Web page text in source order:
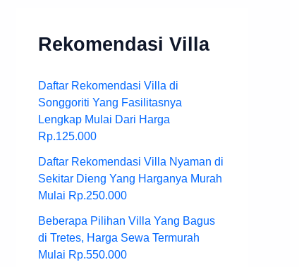
Rekomendasi Villa
Daftar Rekomendasi Villa di
Songgoriti Yang Fasilitasnya
Lengkap Mulai Dari Harga
Rp.125.000
Daftar Rekomendasi Villa Nyaman di
Sekitar Dieng Yang Harganya Murah
Mulai Rp.250.000
Beberapa Pilihan Villa Yang Bagus
di Tretes, Harga Sewa Termurah
Mulai Rp.550.000